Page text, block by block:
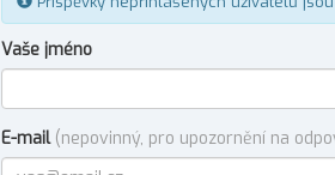
Vaše jméno
E-mail (nepovinný, pro upozornění na